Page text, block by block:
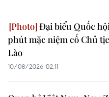
Đại biểu Quốc
phút mặc niệm cố Chủ
Lào
10/08/2026 02:11